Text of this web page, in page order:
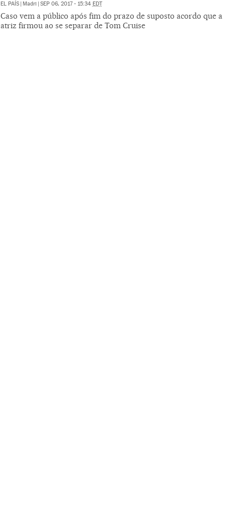
EL PAÍS Madri SEP 06, 2017 - 15:34 EDT
Caso vem a público após fim do prazo de suposto acordo que a
atriz firmou ao se separar de Tom Cruise